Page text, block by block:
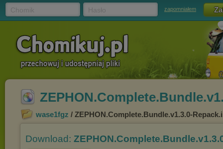
zapomniałem
wase1fgz / ZEPHON.Complete.Bundle.v1.3.0-
Download: